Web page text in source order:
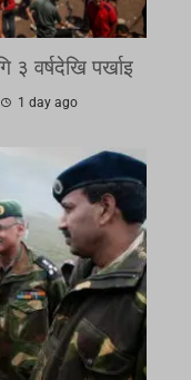
३ वर्षदेखि पर्खाइ
1 day ago